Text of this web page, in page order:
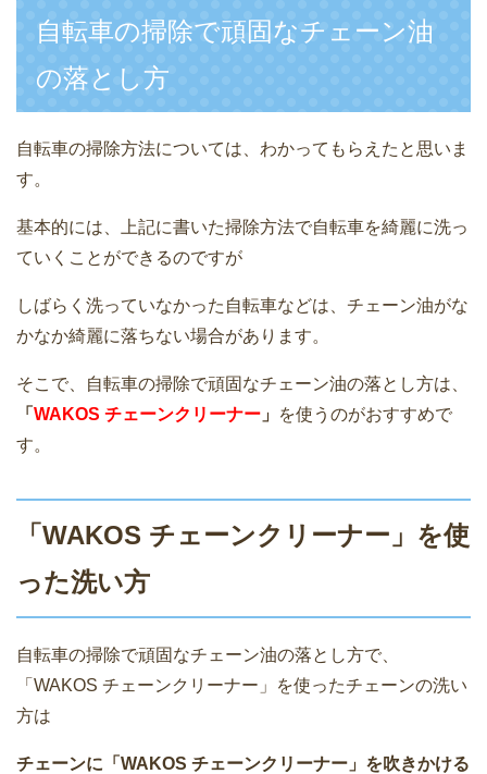
自転車の掃除で頑固なチェーン油
の落とし方
自転車の掃除方法については、わかってもらえたと思いま
す。
基本的には、上記に書いた掃除方法で自転車を綺麗に洗っ
ていくことができるのですが
しばらく洗っていなかった自転車などは、チェーン油がな
かなか綺麗に落ちない場合があります。
そこで、自転車の掃除で頑固なチェーン油の落とし方は、
「 WAKOS チェーンクリーナー 」 を使うのがおすすめで
す。
「WAKOS チェーンクリーナー」を使
った洗い方
自転車の掃除で頑固なチェーン油の落とし方で、
「WAKOS チェーンクリーナー」を使ったチェーンの洗い
方は
チェーンに「WAKOS チェーンクリーナー」を吹きかける